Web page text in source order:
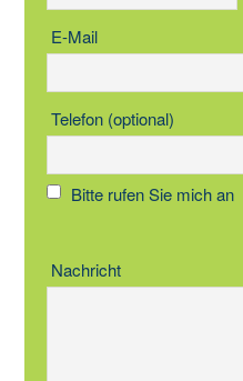
E-Mail
Telefon (optional)
Bitte rufen Sie mich an
Nachricht